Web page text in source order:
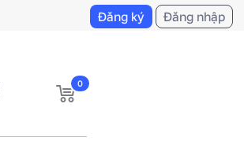
Đăng ký Đăng nhập
0